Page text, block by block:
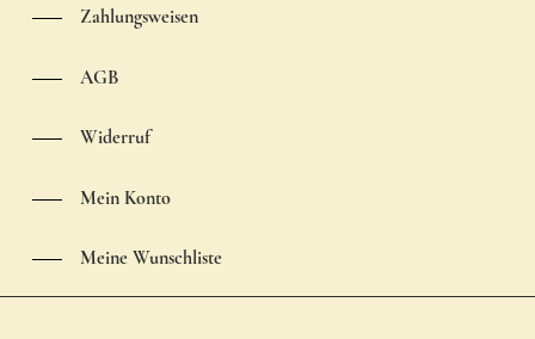
Zahlungsweisen
AGB
Widerruf
Mein Konto
Meine Wunschliste